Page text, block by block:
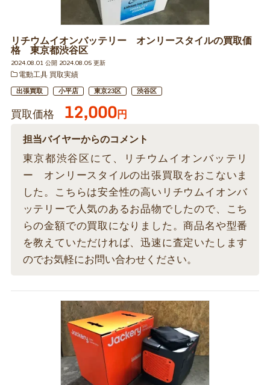
リチウムイオンバッテリー オンリースタイルの買取価
格 東京都渋谷区
2024.08.01 公開 2024.08.05 更新
電動工具 買取実績
出張買取 小平店 東京23区 渋谷区
買取価格 12,000円
担当バイヤーからのコメント
東京都渋谷区にて、リチウムイオンバッテリ
ー オンリースタイルの出張買取をおこないま
した。こちらは安全性の高いリチウムイオンバ
ッテリーで人気のあるお品物でしたので、こち
らの金額での買取になりました。商品名や型番
を教えていただければ、迅速に査定いたします
のでお気軽にお問い合わせください。